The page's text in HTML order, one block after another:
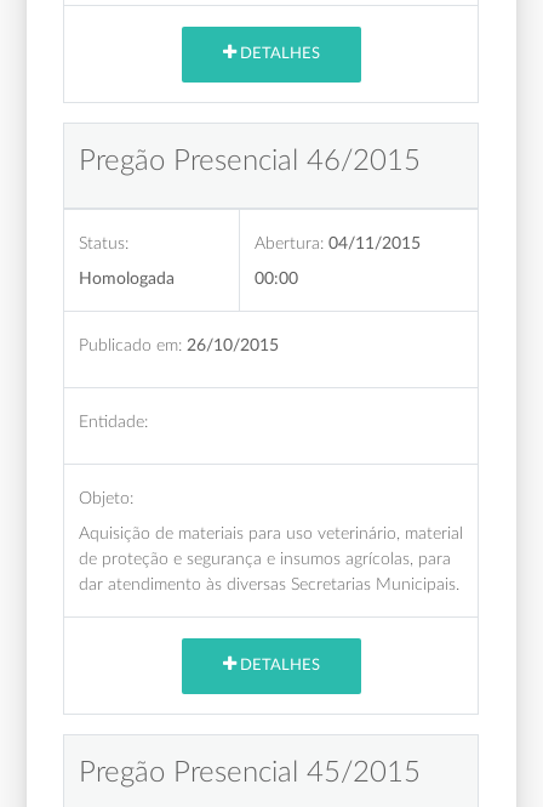
DETALHES
Pregão Presencial 46/2015
Status:
Homologada
Abertura: 04/11/2015
00:00
Publicado em: 26/10/2015
Entidade:
Objeto:
Aquisição de materiais para uso veterinário, material
de proteção e segurança e insumos agrícolas, para
dar atendimento às diversas Secretarias Municipais.
DETALHES
Pregão Presencial 45/2015